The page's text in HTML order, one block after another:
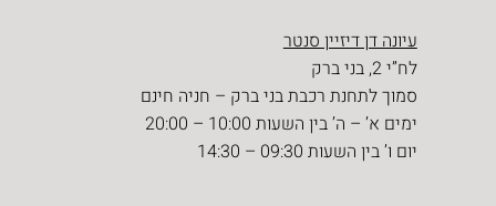
עיונה דן דיזיין סנטר
לח”י 2, בני ברק
סמוך לתחנת רכבת בני ברק – חניה חינם
ימים א’ – ה’ בין השעות 10:00 – 20:00
יום ו’ בין השעות 09:30 – 14:30